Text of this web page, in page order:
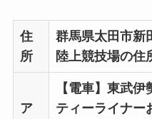
住
所
群馬県太田市新
陸上競技場の住
ア
【電車】東武
ティーライナー